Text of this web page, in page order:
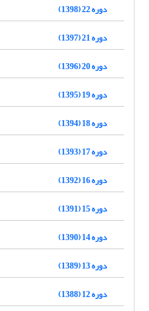
دوره 22 (1398)
دوره 21 (1397)
دوره 20 (1396)
دوره 19 (1395)
دوره 18 (1394)
دوره 17 (1393)
دوره 16 (1392)
دوره 15 (1391)
دوره 14 (1390)
دوره 13 (1389)
دوره 12 (1388)